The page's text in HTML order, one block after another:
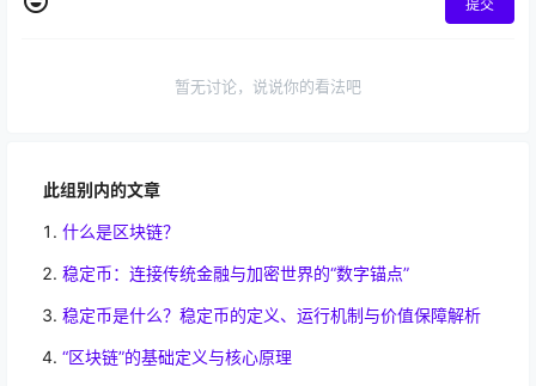
此组别内的文章
什么是区块链？
稳定币：连接传统金融与加密世界的“数字锚点”
稳定币是什么？稳定币的定义、运行机制与价值保障解析
“区块链”的基础定义与核心原理
提交
暂无讨论，说说你的看法吧